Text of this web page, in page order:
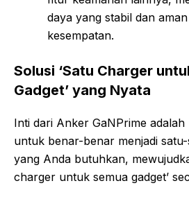
daya yang stabil dan
kesempatan.
Solusi ‘Satu Charger
Gadget’ yang Nyata
Inti dari Anker GaNPrime
untuk benar-benar menjadi
yang Anda butuhkan,
charger untuk semua gadget’